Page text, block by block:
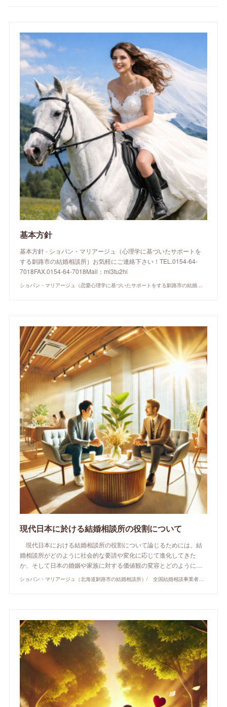
基本方針
基本方針 - ショパン・マリアージュ（心理学に基づいたサポートを
する釧路市の結婚相談所）お気軽にご連絡下さい！TEL.0154-64-
7018FAX.0154-64-7018Mail：mi3tu2hi
ショパン・マリアージュ（恋愛心理学に基づいたサポートをする釧路市の結婚相談所）/ 全国結婚相談事業者連盟正規加盟店 / cherry-piano.com
現代日本に於ける結婚相談所の役割について
現代日本における結婚相談所の役割について論じるためには、結
婚相談所がどのように社会的な要請や変化に応じて進化してきた
か、そして日本の婚姻や家族に対する価値観の変容とどのように…
ショパン・マリアージュ（北海道釧路市の結婚相談所）/ 全国結婚相談事業者連盟正規加盟店 / cherry-piano.com